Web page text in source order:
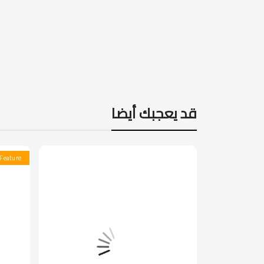
قد يعجبك أيضا
Feature